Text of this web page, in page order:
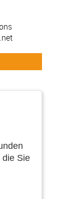
die Sie